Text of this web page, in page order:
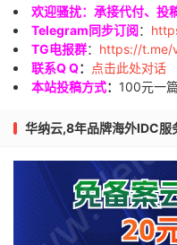
欢迎骚扰：承接代付、投
Telegram同步订阅：
TG电报群： https://t.me/
联系Q Q：
点击此处对话
本站投稿方式： 100元一
华纳云,8年品牌海外IDC服